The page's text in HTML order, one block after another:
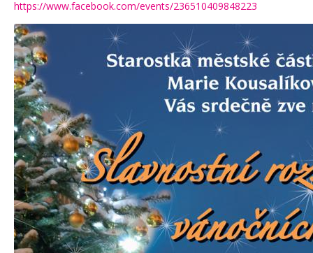
https://www.facebook.com/events/236510409848223